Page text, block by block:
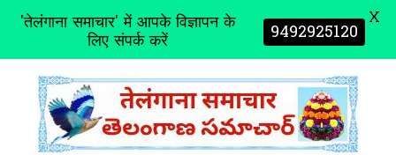
'तेलंगाना समाचार' में आपके विज्ञापन के
लिए संपर्क करें 9492925120 X